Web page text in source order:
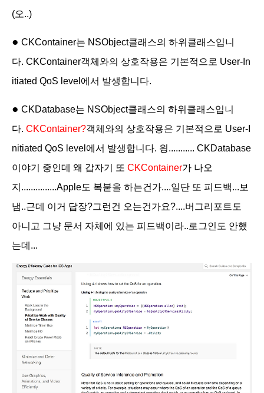
(오..)
● CKContainer는 NSObject클래스의 하위클래스입니
다. CKContainer객체와의 상호작용은 기본적으로 User-In
itiated QoS level에서 발생합니다.
● CKDatabase는 NSObject클래스의 하위클래스입니
다. CKContainer?객체와의 상호작용은 기본적으로 User-I
nitiated QoS level에서 발생합니다. 읭........... CKDatabase
이야기 중인데 왜 갑자기 또 CKContainer가 나오
지...............Apple도 복붙을 하는건가....일단 또 피 드백...보
냄..근데 이거 답장?그런건 오는건가요?....버그리포트도
아니고 그냥 문서 자체에 있는 피드백이라..로그인도 안했
는데...